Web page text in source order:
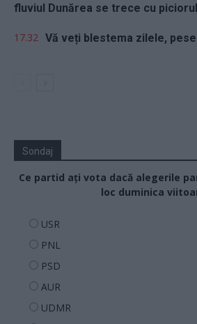
fluviul Dunărea se trece cu
17.32 Vă veți blestema zilele,
Sondaj
Ce partid ați vota dacă alegerile
loc duminica
USR
PNL
PSD
AUR
UDMR